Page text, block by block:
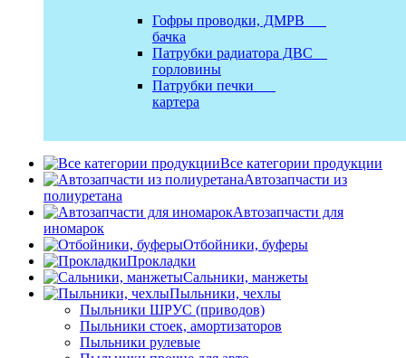
Гофры проводки, ДМРВ
бачка
Патрубки радиатора ДВС
горловины
Патрубки печки
картера
Все категории продукции
Автозапчасти из
полиуретана
Автозапчасти для
иномарок
Отбойники, буферы
Прокладки
Сальники, манжеты
Пыльники, чехлы
Пыльники ШРУС (приводов)
Пыльники стоек, амортизаторов
Пыльники рулевые